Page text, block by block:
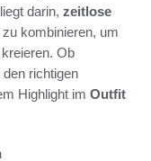
darin, zeitlose
kombinieren, um
Ob
richtigen
Highlight im Outfit